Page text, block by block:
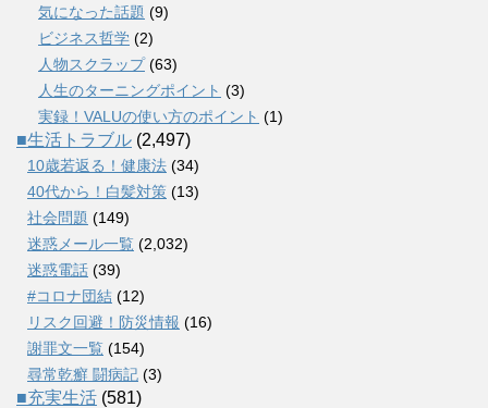
気になった話題 (9)
ビジネス哲学 (2)
人物スクラップ(63)
人生のターニングポイント (3)
実録！VALUの使い方のポイント (1)
■生活トラブル (2,497)
10歳若返る！健康法 (34)
40代から！白髪対策 (13)
社会問題 (149)
迷惑メール一覧 (2,032)
迷惑電話 (39)
#コロナ団結 (12)
リスク回避！防災情報 (16)
謝罪文一覧 (154)
尋常乾癬 闘病記 (3)
■充実生活 (581)